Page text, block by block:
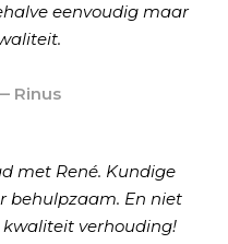
eenvoudig maar
— Rinus
met René. Kundige
behulpzaam. En niet
verhouding!